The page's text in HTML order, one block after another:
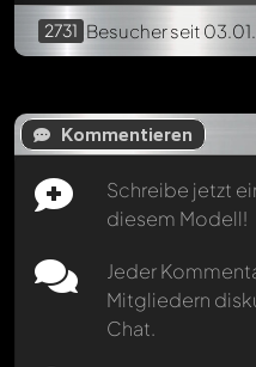
2731 Besucherseit
Kommentieren
Schreibe jetzt
diesem Modell!
Jeder
Mitgliedern
Chat.